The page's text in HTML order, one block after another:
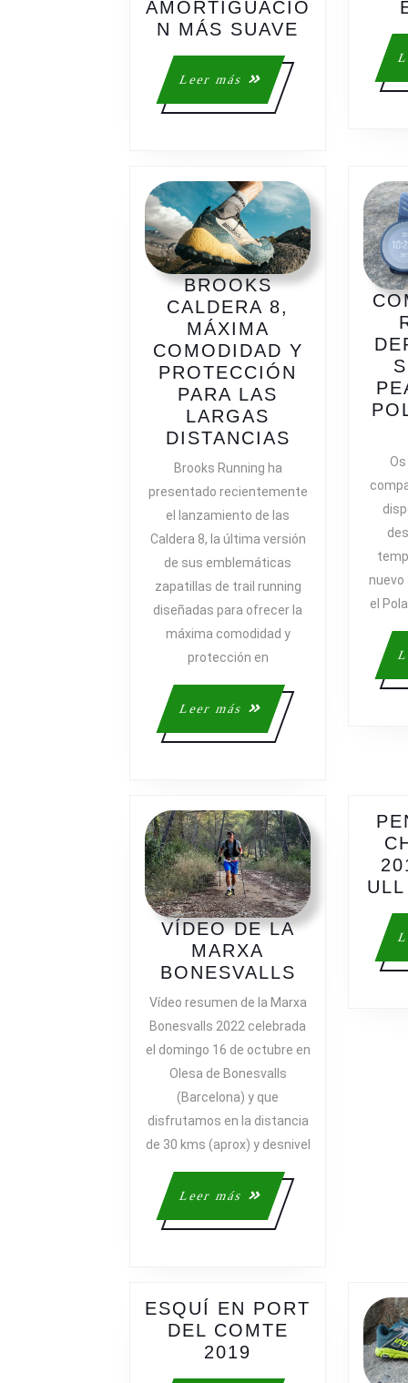
AMORTIGUACIO
N MÁS SUAVE
REVIEW:
Y
MUJER.
AHORA
MÁS
Y
Leer más
Leer
más
BROOKS
CALDERA 8,
MÁXIMA
COMODIDAD Y
PROTECCIÓN
PARA LAS
LARGAS
DISTANCIAS
MÁXIMA
Y
PARA
LAS
LARGAS
Brooks Running ha
presentado recientemente
el lanzamiento de las
Caldera 8, la última versión
de sus emblemáticas
zapatillas de trail running
diseñadas para ofrecer la
máxima comodidad y
protección en
Leer más
Leer
más
nuevo
el
VÍDEO DE LA
MARXA
BONESVALLS
MARXA
Vídeo resumen de la Marxa
Bonesvalls 2022 celebrada
el domingo 16 de octubre en
Olesa de Bonesvalls
(Barcelona) y que
disfrutamos en la distancia
de 30 kms (aprox) y desnivel
Leer más
Leer
más
ESQUÍ EN PORT
DEL COMTE
2019